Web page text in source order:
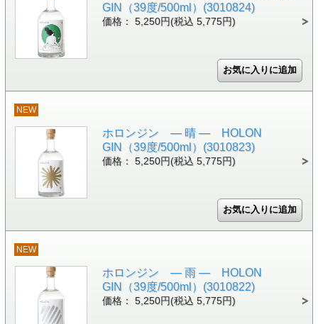
GIN（39度/500ml）(3010824)
価格： 5,250円(税込 5,775円)
NEW
ホロンジン ― 晴 ― HOLON
GIN（39度/500ml）(3010823)
価格： 5,250円(税込 5,775円)
NEW
ホロンジン ― 雨 ― HOLON
GIN（39度/500ml）(3010822)
価格： 5,250円(税込 5,775円)